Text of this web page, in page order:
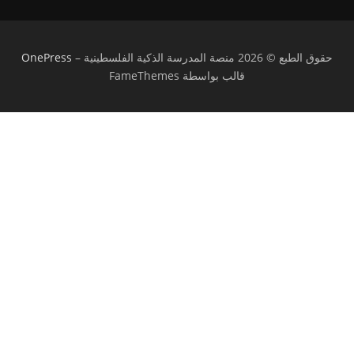
حقوق الطبع © 2026 منصة المدرسة الذكية الفلسطينية –
OnePress
قالب بواسطة FameThemes